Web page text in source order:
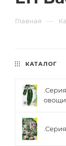
Главная —
КАТАЛОГ
овощи